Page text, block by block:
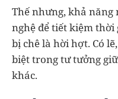
Thế nhưng, khả năng
nghệ để tiết kiệm
bị chê là hời hợt. Có
biệt trong tư tưởng
khác.